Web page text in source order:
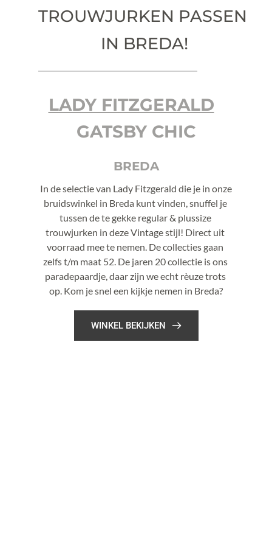
TROUWJURKEN PASSEN
IN BREDA!
LADY FITZGERALD
GATSBY CHIC
BREDA
In de selectie van Lady Fitzgerald die je in onze
bruidswinkel in Breda kunt vinden, snuffel je
tussen de te gekke regular & plussize
trouwjurken in deze Vintage stijl! Direct uit
voorraad mee te nemen. De collecties gaan
zelfs t/m maat 52. De jaren 20 collectie is ons
paradepaardje, daar zijn we echt rèuze trots
op. Kom je snel een kijkje nemen in Breda?
WINKEL BEKIJKEN